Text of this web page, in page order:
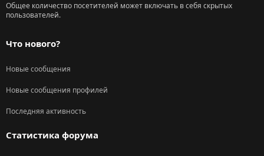
Общее количество посетителей может включать в себя скрытых
пользователей.
Что нового?
Новые сообщения
Новые сообщения профилей
Последняя активность
Статистика форума